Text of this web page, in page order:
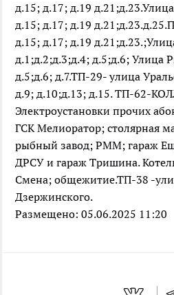
д.15; д.17; д.19
д.15; д.17; д.19
д.15; д.17; д.19
д.1;д.2;д.3;д.4; д.5;д.6; Улица
д.5;д.6; д.7.ТП-29- улица
д.9; д.10;д.13; д.15. ТП-62-
Электроустановки прочих
ГСК Мелиоратор; столярная
рыбный завод; РММ; гараж
ДРСУ и гараж Тришина.
Смена; общежитие.ТП-38 -
Дзержинского.
Размещено: 05.06.2025 11:20